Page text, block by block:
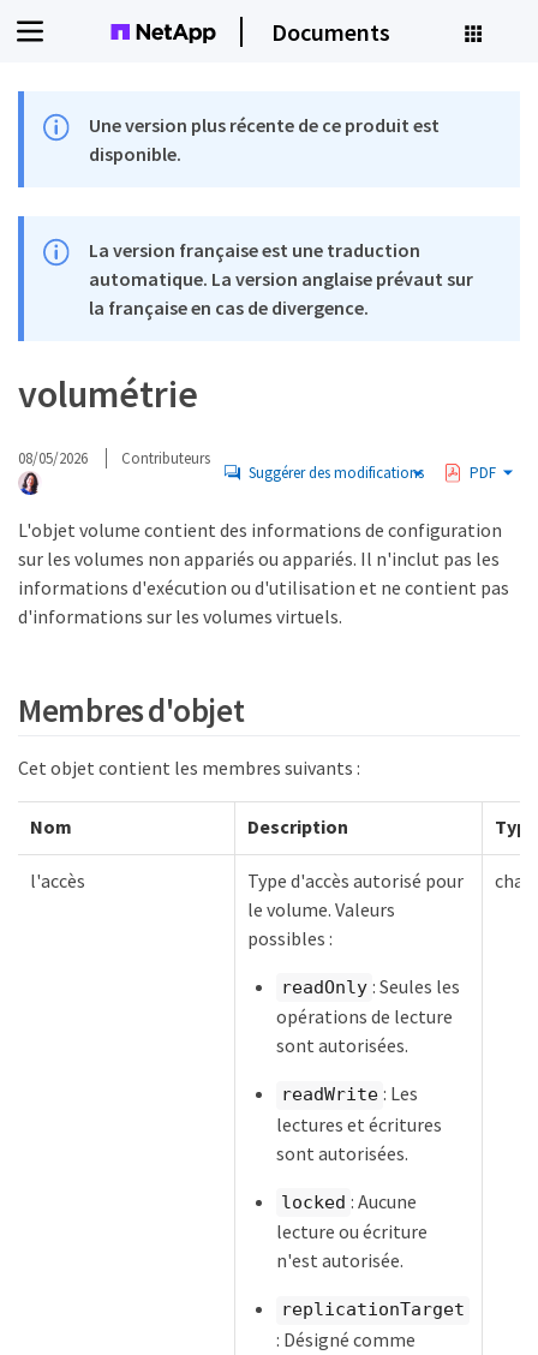
Documents
Une version plus récente de ce produit est
disponible.
La version française est une traduction
automatique. La version anglaise prévaut sur
la française en cas de divergence.
volumétrie
08/05/2026 Contributeurs
Suggérer des modifications PDF
L'objet volume contient des informations de configuration
sur les volumes non appariés ou appariés. Il n'inclut pas les
informations d'exécution ou d'utilisation et ne contient pas
d'informations sur les volumes virtuels.
Membres d'objet
Cet objet contient les membres suivants :
Nom Description Type
l'accès
Type d'accès autorisé pour
le volume. Valeurs
possibles :
readOnly : Seules les
opérations de lecture
sont autorisées.
readWrite : Les
lectures et écritures
sont autorisées.
locked : Aucune
lecture ou écriture
n'est autorisée.
replicationTarget
: Désigné comme